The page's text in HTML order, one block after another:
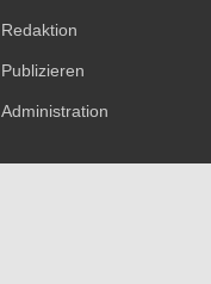
Redaktion
Publizieren
Administration